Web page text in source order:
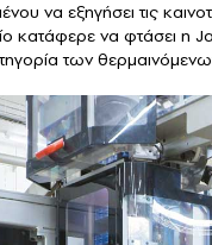
να εξηγήσει τις
κατάφερε να φτάσει η
των